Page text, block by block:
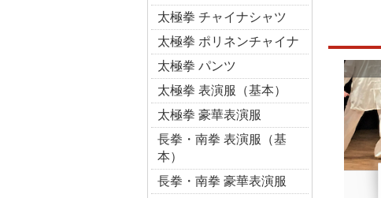
太極拳 チャイナシャツ
太極拳 ポリネンチャイナ
太極拳 パンツ
太極拳 表演服（基本）
太極拳 豪華表演服
長拳・南拳 表演服（基
本）
長拳・南拳 豪華表演服